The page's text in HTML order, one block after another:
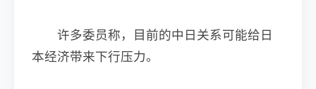
许多委员称，目前的中日关系可能给日
本经济带来下行压力。